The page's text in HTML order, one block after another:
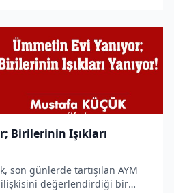
Birilerinin Işıkları
son günlerde tartışılan AYM
ilişkisini değerlendirdiği bir